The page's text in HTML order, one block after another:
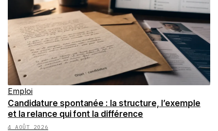
Emploi
Candidature spontanée : la structure, l’exemple
et la relance qui font la différence
4 AOÛT 2026